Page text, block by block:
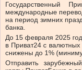
Государственный
международные
на период зимних
банка.
До 15 февраля 2025
в Приват24 с
снижены до 1%
Отправить